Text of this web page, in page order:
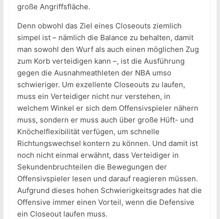
große Angriffsfläche.
Denn obwohl das Ziel eines Closeouts ziemlich
simpel ist – nämlich die Balance zu behalten, damit
man sowohl den Wurf als auch einen möglichen Zug
zum Korb verteidigen kann –, ist die Ausführung
gegen die Ausnahmeathleten der NBA umso
schwieriger. Um exzellente Closeouts zu laufen,
muss ein Verteidiger nicht nur verstehen, in
welchem Winkel er sich dem Offensivspieler nähern
muss, sondern er muss auch über große Hüft- und
Knöchelflexibilität verfügen, um schnelle
Richtungswechsel kontern zu können. Und damit ist
noch nicht einmal erwähnt, dass Verteidiger in
Sekundenbruchteilen die Bewegungen der
Offensivspieler lesen und darauf reagieren müssen.
Aufgrund dieses hohen Schwierigkeitsgrades hat die
Offensive immer einen Vorteil, wenn die Defensive
ein Closeout laufen muss.